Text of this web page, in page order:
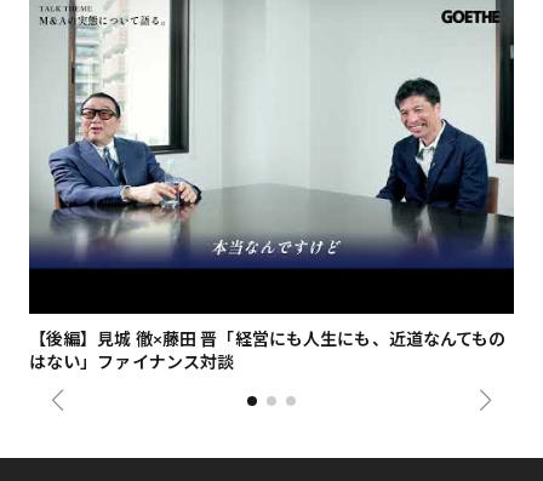
【後編】見城 徹×藤田 晋「経営にも人生にも、近道なんてもの
はない」ファイナンス対談